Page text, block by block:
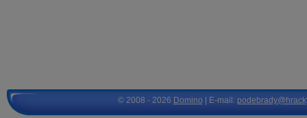
© 2008 - 2026 Domino | E-mail: